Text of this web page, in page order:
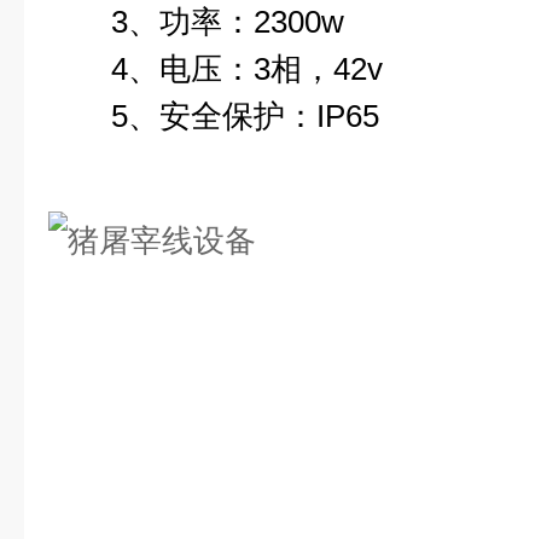
3、功率：2300w
4、电压：3相，42v
5、安全保护：IP65